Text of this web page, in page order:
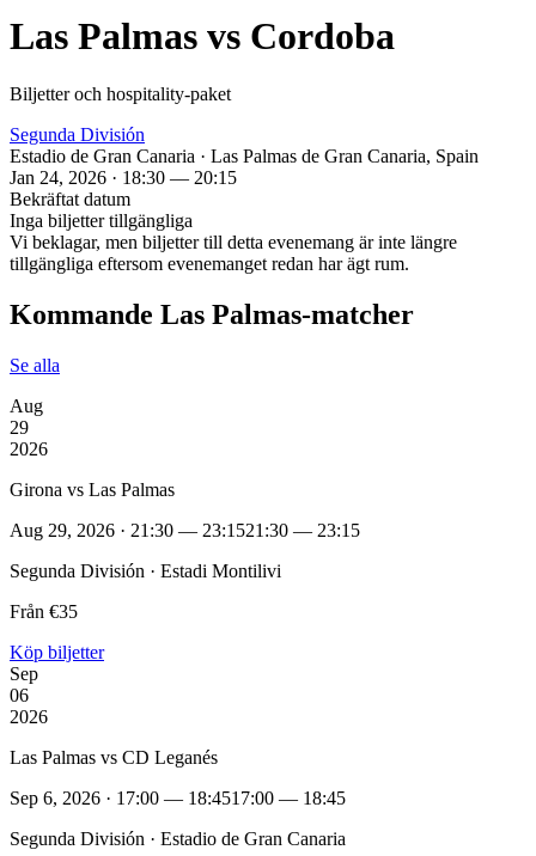
Las Palmas vs Cordoba
Biljetter och hospitality‑paket
Segunda División
Estadio de Gran Canaria · Las Palmas de Gran Canaria, Spain
Jan 24, 2026 · 18:30 — 20:15
Bekräftat datum
Inga biljetter tillgängliga
Vi beklagar, men biljetter till detta evenemang är inte längre
tillgängliga eftersom evenemanget redan har ägt rum.
Kommande Las Palmas‑matcher
Se alla
Aug
29
2026
Girona vs Las Palmas
Aug 29, 2026 · 21:30 — 23:1521:30 — 23:15
Segunda División · Estadi Montilivi
Från €35
Köp biljetter
Sep
06
2026
Las Palmas vs CD Leganés
Sep 6, 2026 · 17:00 — 18:4517:00 — 18:45
Segunda División · Estadio de Gran Canaria